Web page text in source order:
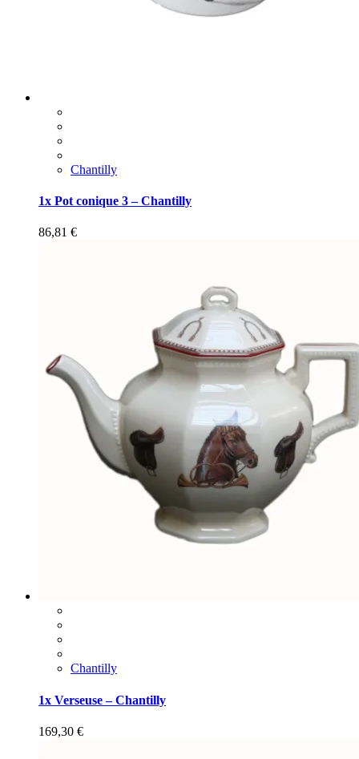
Chantilly
1x Pot conique 3 – Chantilly
86,81 €
Chantilly
1x Verseuse – Chantilly
169,30 €